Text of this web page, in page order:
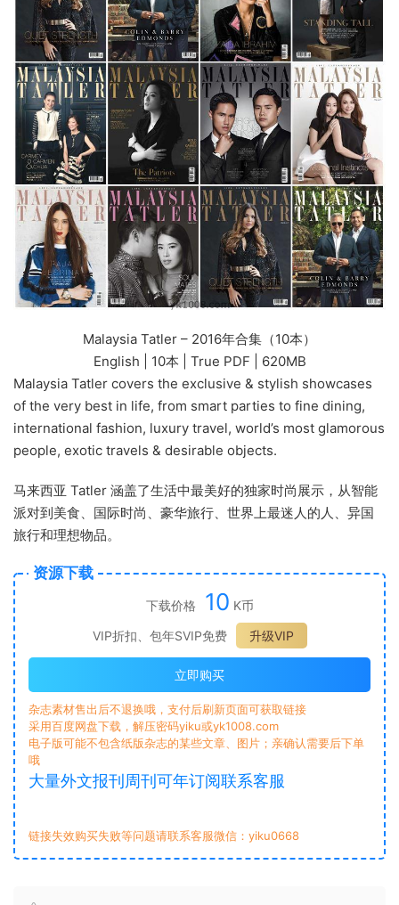
Malaysia Tatler – 2016年合集（10本）
English | 10本 | True PDF | 620MB
Malaysia Tatler covers the exclusive & stylish showcases
of the very best in life, from smart parties to fine dining,
international fashion, luxury travel, world’s most glamorous
people, exotic travels & desirable objects.
马来西亚 Tatler 涵盖了生活中最美好的独家时尚展示，从智能
派对到美食、国际时尚、豪华旅行、世界上最迷人的人、异国
旅行和理想物品。
资源下载
下载价格 10 K币
VIP折扣、包年SVIP免费
升级VIP
立即购买
杂志素材售出后不退换哦，支付后刷新页面可获取链接
采用百度网盘下载，解压密码yiku或yk1008.com
电子版可能不包含纸版杂志的某些文章、图片；亲确认需要后下单
哦
大量外文报刊周刊可年订阅联系客服
链接失效购买失败等问题请联系客服微信：yiku0668